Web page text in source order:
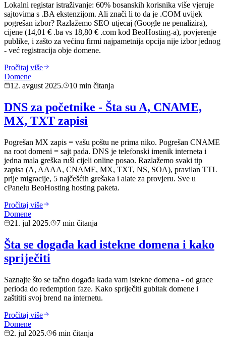
Lokalni registar istraživanje: 60% bosanskih korisnika više vjeruje
sajtovima s .BA ekstenzijom. Ali znači li to da je .COM uvijek
pogrešan izbor? Razlažemo SEO utjecaj (Google ne penalizira),
cijene (14,01 € .ba vs 18,80 € .com kod BeoHosting-a), povjerenje
publike, i zašto za većinu firmi najpametnija opcija nije izbor jednog
- već registracija obje domene.
Pročitaj više
Domene
12. avgust 2025.
10 min čitanja
DNS za početnike - Šta su A, CNAME,
MX, TXT zapisi
Pogrešan MX zapis = vašu poštu ne prima niko. Pogrešan CNAME
na root domeni = sajt pada. DNS je telefonski imenik interneta i
jedna mala greška ruši cijeli online posao. Razlažemo svaki tip
zapisa (A, AAAA, CNAME, MX, TXT, NS, SOA), pravilan TTL
prije migracije, 5 najčešćih grešaka i alate za provjeru. Sve u
cPanelu BeoHosting hosting paketa.
Pročitaj više
Domene
21. jul 2025.
7 min čitanja
Šta se događa kad istekne domena i kako
spriječiti
Saznajte što se tačno događa kada vam istekne domena - od grace
perioda do redemption faze. Kako spriječiti gubitak domene i
zaštititi svoj brend na internetu.
Pročitaj više
Domene
2. jul 2025.
6 min čitanja